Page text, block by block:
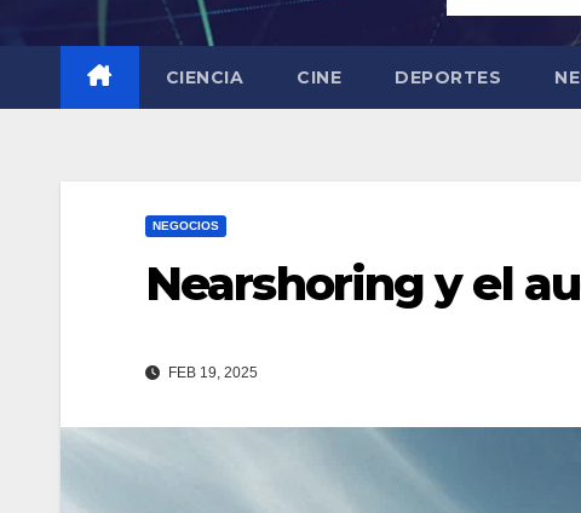
CIENCIA CINE DEPORTES
NEGOCIOS
Nearshoring y el
FEB 19, 2025